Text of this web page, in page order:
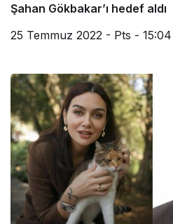
Şahan Gökbakar’ı hedef aldı
25 Temmuz 2022 - Pts - 15:04